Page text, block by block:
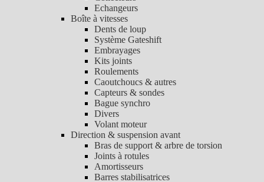
Echangeurs
Boîte à vitesses
Dents de loup
Système Gateshift
Embrayages
Kits joints
Roulements
Caoutchoucs & autres
Capteurs & sondes
Bague synchro
Divers
Volant moteur
Direction & suspension avant
Bras de support & arbre de torsion
Joints à rotules
Amortisseurs
Barres stabilisatrices